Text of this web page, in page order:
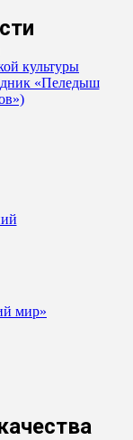
культуры
«Пеледыш
мир»